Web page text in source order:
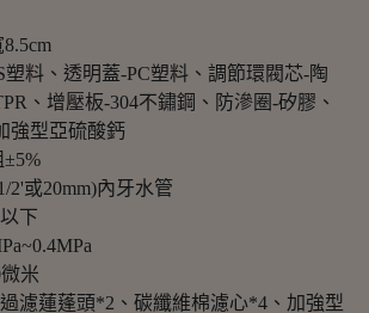
料、透明蓋-PC塑料、調節環閥芯-陶
、增壓板-304不鏽鋼、防滲圈-矽膠、
強型亞硫酸鈣
±5%
2'或20mm)內牙水管
下
米
濾蓮蓬頭*2、碳纖維棉濾心*4、加強型